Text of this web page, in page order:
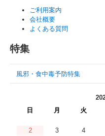
ご利用案内
会社概要
よくある質問
特集
風邪・食中毒予防特集
日
月 火
2
3 4